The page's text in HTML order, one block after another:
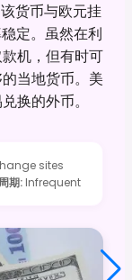
货币与欧元挂
定。虽然在利
机，但有时可
当地货币。美
换的外币。
sites
期: Infrequent